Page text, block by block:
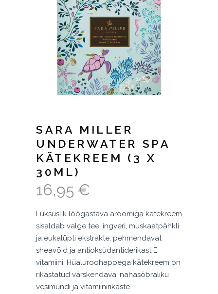
SARA MILLER
UNDERWATER SPA
KÄTEKREEM (3 X
30ML)
16,95 €
Luksuslik lõõgastava aroomiga kätekreem
sisaldab valge tee, ingveri, muskaatpähkli
ja eukalüpti ekstrakte, pehmendavat
sheavõid ja antioksüdantiderikast E
vitamiini. Hüaluroohappega kätekreem on
rikastatud värskendava, nahasõbraliku
vesimündi ja vitamiinirikaste